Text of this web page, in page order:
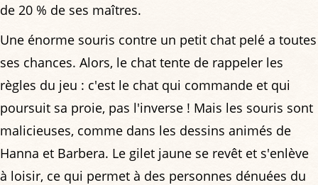
de 20 % de ses maîtres.
Une énorme souris contre un petit chat pelé a toutes
ses chances. Alors, le chat tente de rappeler les
règles du jeu : c'est le chat qui commande et qui
poursuit sa proie, pas l'inverse ! Mais les souris sont
malicieuses, comme dans les dessins animés de
Hanna et Barbera. Le gilet jaune se revêt et s'enlève
à loisir, ce qui permet à des personnes dénuées du